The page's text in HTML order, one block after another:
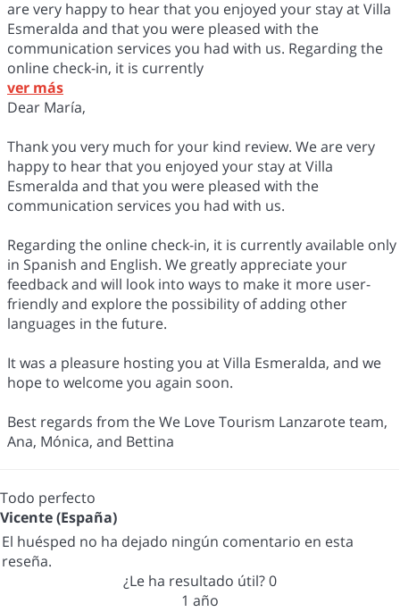
are very happy to hear that you enjoyed your stay at Villa
Esmeralda and that you were pleased with the
communication services you had with us. Regarding the
online check-in, it is currently
ver más
Dear María,
Thank you very much for your kind review. We are very
happy to hear that you enjoyed your stay at Villa
Esmeralda and that you were pleased with the
communication services you had with us.
Regarding the online check-in, it is currently available only
in Spanish and English. We greatly appreciate your
feedback and will look into ways to make it more user-
friendly and explore the possibility of adding other
languages in the future.
It was a pleasure hosting you at Villa Esmeralda, and we
hope to welcome you again soon.
Best regards from the We Love Tourism Lanzarote team,
Ana, Mónica, and Bettina
Todo perfecto
Vicente (España)
El huésped no ha dejado ningún comentario en esta
reseña.
¿Le ha resultado útil?0
1 año